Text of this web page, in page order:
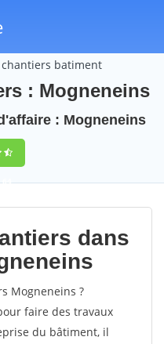
batiment
: Mogneneins
: Mogneneins
64
dans
Mogneneins ?
faire des travaux
du bâtiment, il